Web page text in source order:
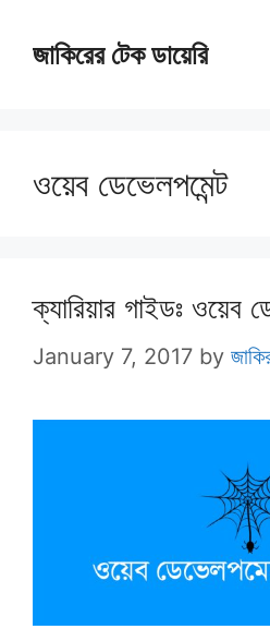
জাকিরের টেক ডায়েরি
ওয়েব ডেভেলপমেন্ট
ক্যারিয়ার গাইডঃ ওয়েব
January 7, 2017 by